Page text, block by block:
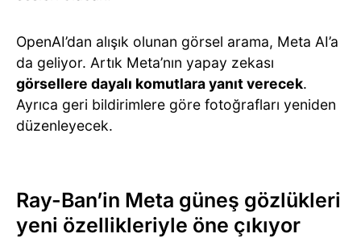
OpenAI’dan alışık olunan görsel arama, Meta AI’a
da geliyor. Artık Meta’nın yapay zekası
görsellere dayalı komutlara yanıt verecek.
Ayrıca geri bildirimlere göre fotoğrafları yeniden
düzenleyecek.
Ray-Ban’in Meta güneş gözlükleri
yeni özellikleriyle öne çıkıyor